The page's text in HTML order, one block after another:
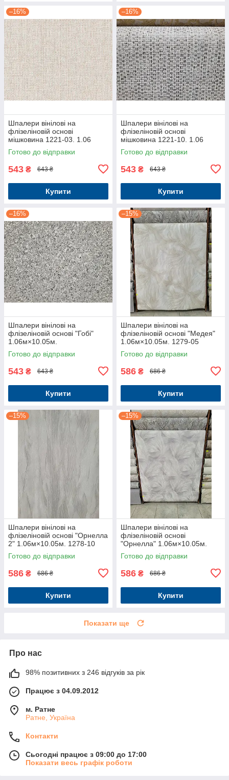
–16%
Шпалери вінілові на
флізеліновій основі
мішковина 1221-03. 1.06
м×10.05 м.
Готово до відправки
543 ₴ 643 ₴
Купити
–16%
Шпалери вінілові на
флізеліновій основі
мішковина 1221-10. 1.06
м×10.05 м.
Готово до відправки
543 ₴ 643 ₴
Купити
–16%
Шпалери вінілові на
флізеліновій основі "Гобі"
1.06м×10.05м.
Готово до відправки
543 ₴ 643 ₴
Купити
–15%
Шпалери вінілові на
флізеліновій основі "Медея"
1.06м×10.05м. 1279-05
Готово до відправки
586 ₴ 686 ₴
Купити
–15%
Шпалери вінілові на
флізеліновій основі "Орнелла
2" 1.06м×10.05м. 1278-10
Готово до відправки
586 ₴ 686 ₴
Купити
–15%
Шпалери вінілові на
флізеліновій основі
"Орнелла" 1.06м×10.05м.
1277-10
Готово до відправки
586 ₴ 686 ₴
Купити
Показати ще
Про нас
98% позитивних з 246 відгуків за рік
Працює з 04.09.2012
м. Ратне
Ратне, Україна
Контакти
Сьогодні працює з 09:00 до 17:00
Показати весь графік роботи